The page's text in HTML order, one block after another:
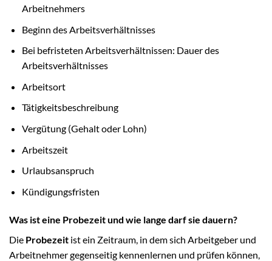
Arbeitnehmers
Beginn des Arbeitsverhältnisses
Bei befristeten Arbeitsverhältnissen: Dauer des
Arbeitsverhältnisses
Arbeitsort
Tätigkeitsbeschreibung
Vergütung (Gehalt oder Lohn)
Arbeitszeit
Urlaubsanspruch
Kündigungsfristen
Was ist eine Probezeit und wie lange darf sie dauern?
Die Probezeit ist ein Zeitraum, in dem sich Arbeitgeber und
Arbeitnehmer gegenseitig kennenlernen und prüfen können,